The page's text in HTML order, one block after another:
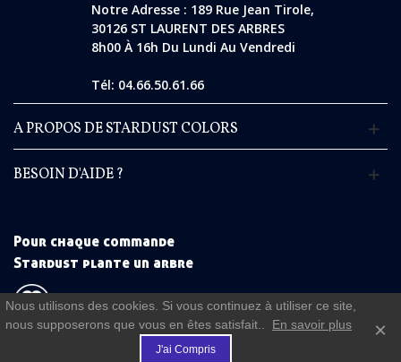
Notre Adresse : 189 Rue Jean Tirole,
30126 ST LAURENT DES ARBRES
8h00 À 16h Du Lundi Au Vendredi
Tél: 04.66.50.61.66
A PROPOS DE STARDUST COLORS
BESOIN D'AIDE ?
Pour chaque commande
Stardust plante un arbre
€
Nous utilisons des cookies. Si vous continuez à utiliser ce site,
nous supposerons que vous en êtes satisfait..
En savoir plus
J'ai Compris
×